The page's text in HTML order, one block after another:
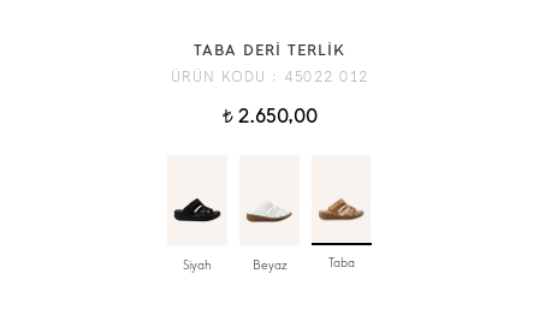
TABA DERİ TERLİK
ÜRÜN KODU : 45022 012
t2.650,00
Siyah Beyaz Taba